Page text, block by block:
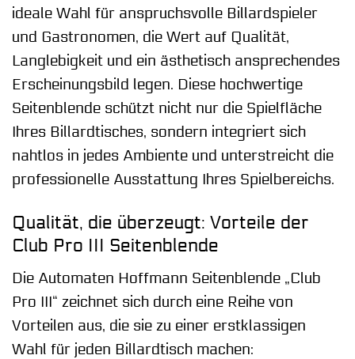
ideale Wahl für anspruchsvolle Billardspieler
und Gastronomen, die Wert auf Qualität,
Langlebigkeit und ein ästhetisch ansprechendes
Erscheinungsbild legen. Diese hochwertige
Seitenblende schützt nicht nur die Spielfläche
Ihres Billardtisches, sondern integriert sich
nahtlos in jedes Ambiente und unterstreicht die
professionelle Ausstattung Ihres Spielbereichs.
Qualität, die überzeugt: Vorteile der
Club Pro III Seitenblende
Die Automaten Hoffmann Seitenblende „Club
Pro III“ zeichnet sich durch eine Reihe von
Vorteilen aus, die sie zu einer erstklassigen
Wahl für jeden Billardtisch machen: